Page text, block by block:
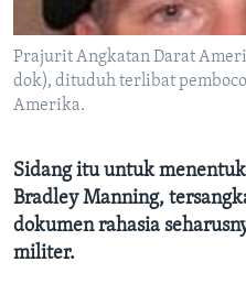
Prajurit Angkatan Darat
dok), dituduh terlibat
Amerika.
Sidang itu untuk
Bradley Manning,
dokumen rahasia
militer.